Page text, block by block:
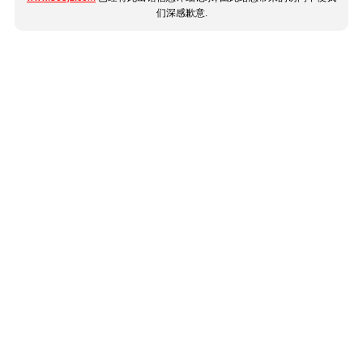
们深感歉意.